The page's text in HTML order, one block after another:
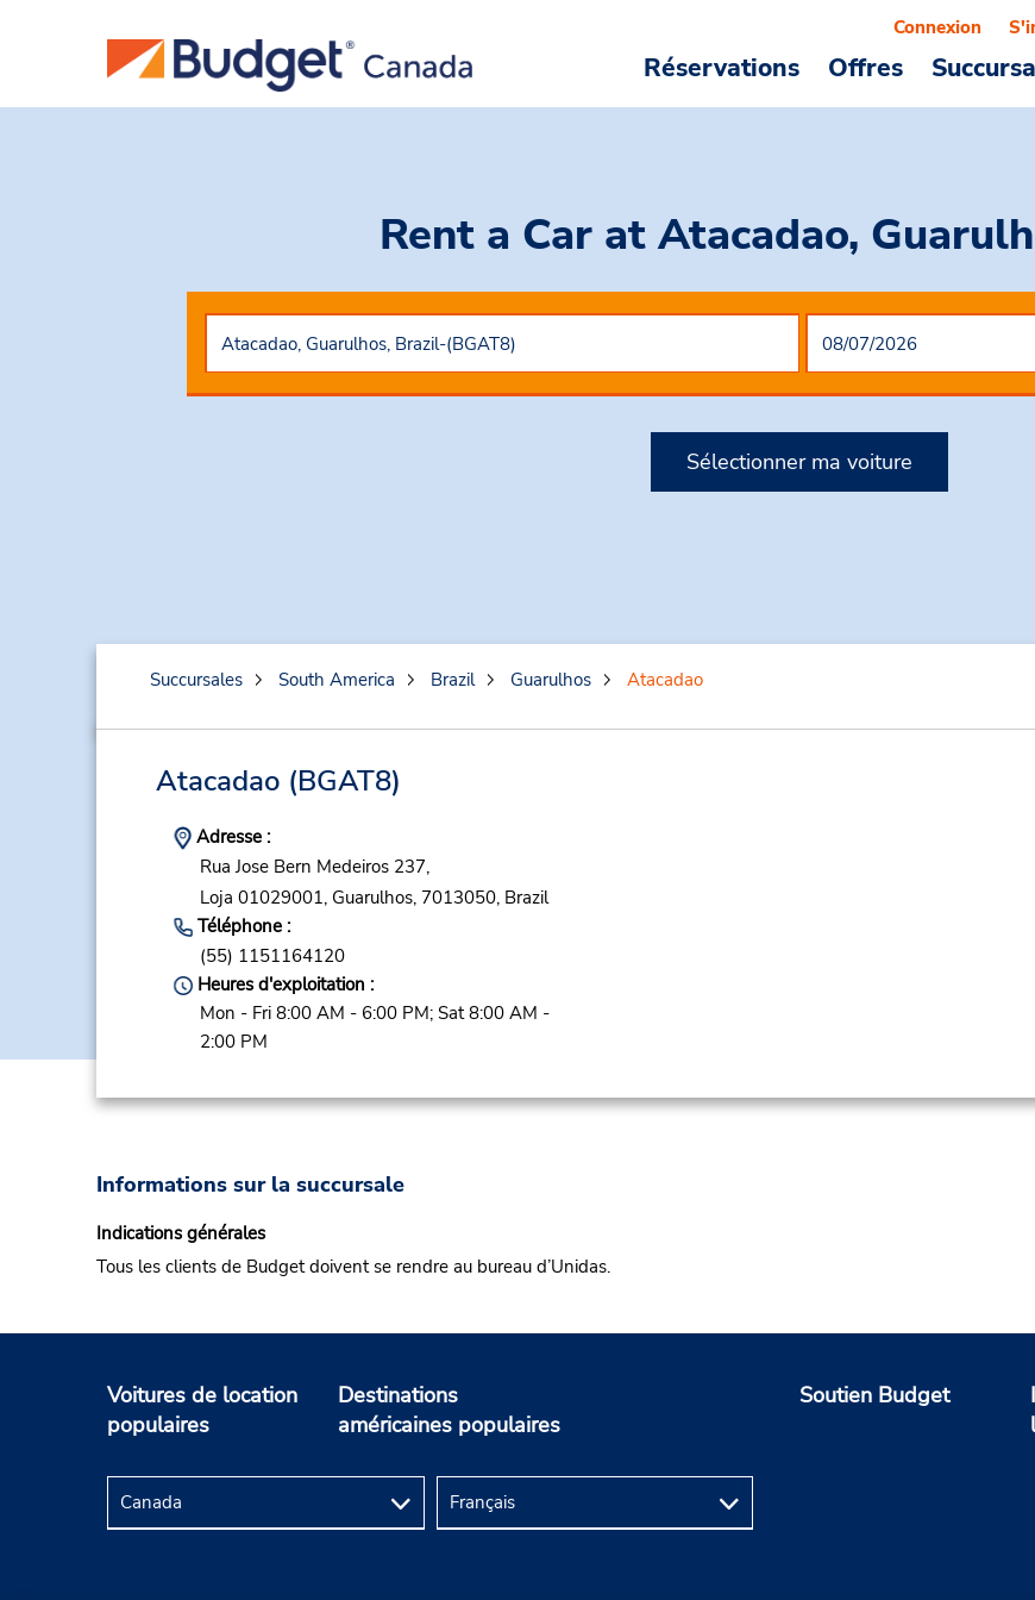
Réservations Offres
Connexion
Rent a Car at Atacadao,
Sélectionner ma voiture
Succursales South America Brazil Guarulhos Atacadao
Atacadao (BGAT8)
Adresse :
Rua Jose Bern Medeiros 237,
Loja 01029001, Guarulhos, 7013050, Brazil
Téléphone :
(55) 1151164120
Heures d'exploitation :
Mon - Fri 8:00 AM - 6:00 PM; Sat 8:00 AM -
2:00 PM
Informations sur la succursale
Indications générales
Tous les clients de Budget doivent se rendre au bureau d’Unidas.
Voitures de location
populaires
Destinations
américaines populaires
Soutien Budget